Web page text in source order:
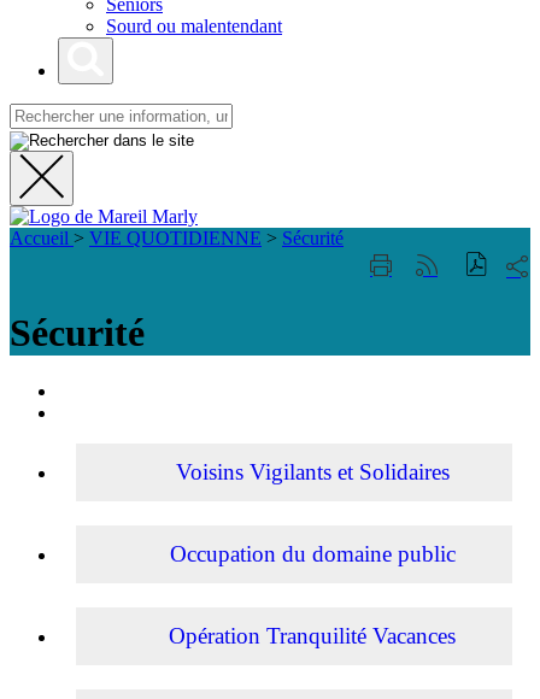
Seniors
Sourd ou malentendant
Fermer
la
recherche
Accueil > VIE QUOTIDIENNE > Sécurité
ImprimerGénérer
sur
Sécurité
Voisins Vigilants et Solidaires
Occupation du domaine public
Opération Tranquilité Vacances